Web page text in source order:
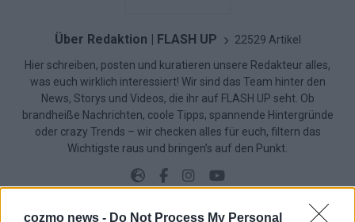
cozmo news - Do Not Process My Personal
Über Redaktion | FLASH UP 22529 Artikel
Hier schreiben, posten und kuratieren unsere Redakteur alles,
was euch wirklich interessiert! Wir sind das Team hinter den
News, Storys und Videos, die ihr auf FLASH UP seht. Ob
brandheiße Nachrichten, coole Tipps, spannende Hintergründe
oder crazy Trends – wir checken alles für euch, filtern das
Wichtigste raus und bringen’s auf den Punkt.